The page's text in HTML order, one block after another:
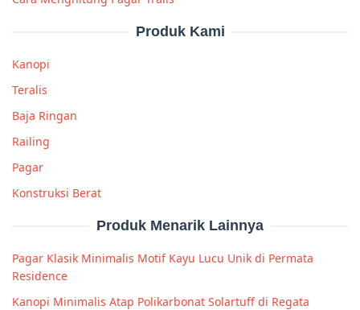
Produk Kami
Kanopi
Teralis
Baja Ringan
Railing
Pagar
Konstruksi Berat
Produk Menarik Lainnya
Pagar Klasik Minimalis Motif Kayu Lucu Unik di Permata
Residence
Kanopi Minimalis Atap Polikarbonat Solartuff di Regata